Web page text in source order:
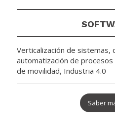
Verticalización de sistemas,
automatización de procesos
de movilidad, Industria 4.0
Saber